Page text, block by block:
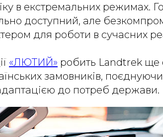
в екстремальних режимах.
доступний, але
для роботи в сучасних
«ЛЮТИЙ» робить Landtrek ще
замовників, поєднуючи
до потреб держави.